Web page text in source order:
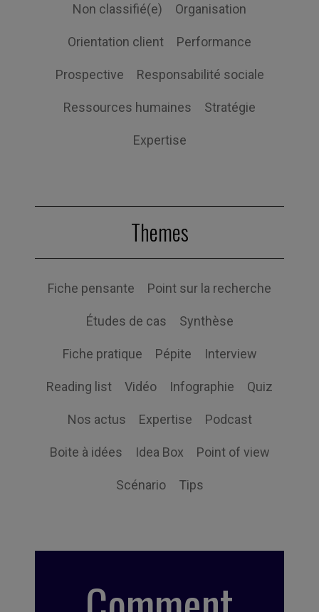
Non classifié(e) Organisation
Orientation client Performance
Prospective Responsabilité sociale
Ressources humaines Stratégie
Expertise
Themes
Fiche pensante Point sur la recherche
Études de cas Synthèse
Fiche pratique Pépite Interview
Reading list Vidéo Infographie Quiz
Nos actus Expertise Podcast
Boite à idées Idea Box Point of view
Scénario Tips